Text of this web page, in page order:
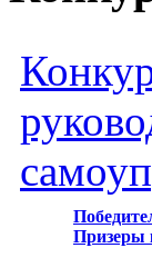
Призеры